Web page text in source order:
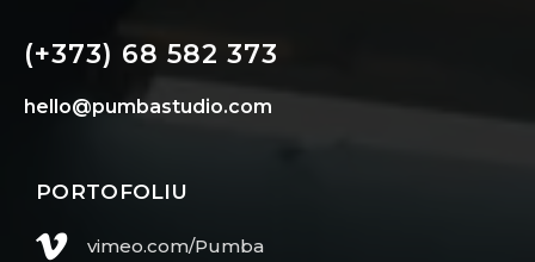
(+373) 68 582 373
hello@pumbastudio.com
PORTOFOLIU
vimeo.com/Pumba